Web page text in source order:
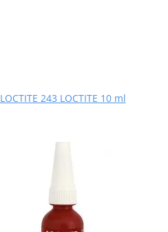
LOCTITE 243 LOCTITE 10 ml